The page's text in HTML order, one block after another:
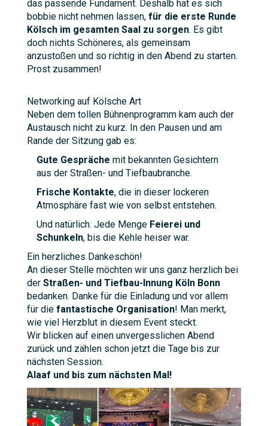
das passende Fundament. Deshalb hat es sich
bobbie nicht nehmen lassen, für die erste Runde
Kölsch im gesamten Saal zu sorgen. Es gibt
doch nichts Schöneres, als gemeinsam
anzustoßen und so richtig in den Abend zu starten.
Prost zusammen!
Networking auf Kölsche Art
Neben dem tollen Bühnenprogramm kam auch der
Austausch nicht zu kurz. In den Pausen und am
Rande der Sitzung gab es:
Gute Gespräche mit bekannten Gesichtern
aus der Straßen- und Tiefbaubranche.
Frische Kontakte, die in dieser lockeren
Atmosphäre fast wie von selbst entstehen.
Und natürlich: Jede Menge Feierei und
Schunkeln, bis die Kehle heiser war.
Ein herzliches Dankeschön!
An dieser Stelle möchten wir uns ganz herzlich bei
der Straßen- und Tiefbau-Innung Köln Bonn
bedanken. Danke für die Einladung und vor allem
für die fantastische Organisation! Man merkt,
wie viel Herzblut in diesem Event steckt.
Wir blicken auf einen unvergesslichen Abend
zurück und zählen schon jetzt die Tage bis zur
nächsten Session.
Alaaf und bis zum nächsten Mal!